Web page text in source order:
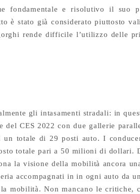
fondamentale e risolutivo il suo
è stato già considerato piuttosto
rende difficile l’utilizzo delle
gli intasamenti stradali: in
del CES 2022 con due gallerie
totale di 29 posti auto. I
totale pari a 50 milioni di dollari.
la visione della mobilità ancora
accompagnati in in ogni auto da
mobilità. Non mancano le critiche,